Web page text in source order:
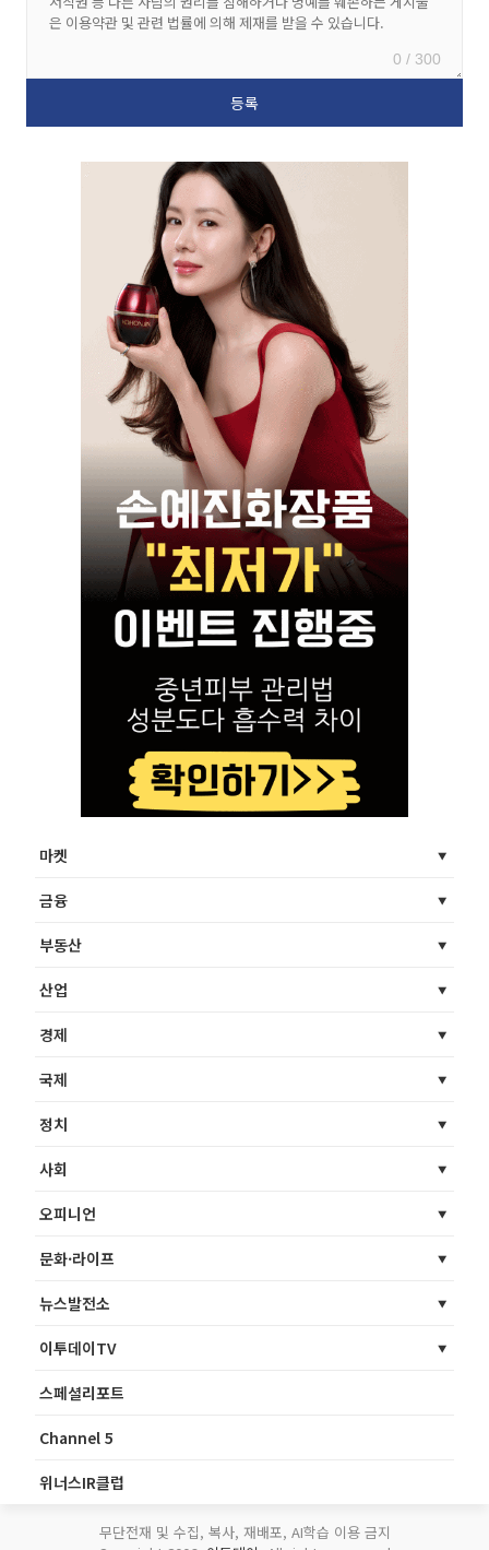
0 / 300
마켓
금융
부동산
산업
경제
국제
정치
사회
오피니언
문화·라이프
뉴스발전소
이투데이TV
스페셜리포트
Channel 5
위너스IR클럽
무단전재 및 수집, 복사, 재배포, AI학습 이용 금지